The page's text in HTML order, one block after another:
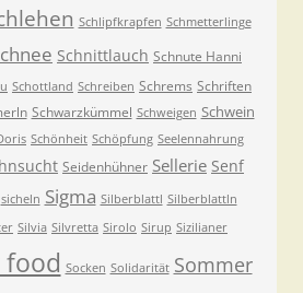
Schlipfkrapfen Schmetterlinge
Schnittlauch Schnute Hanni
Schottland Schreiben Schrems Schriften
Schwarzkümmel Schweigen Schwein
Schönheit Schöpfung Seelennahrung
Seidenhühner Sellerie Senf
sicheln Sigma Silberblattl Silberblattln
Silvia Silvretta Sirolo Sirup Sizilianer
food Socken Solidarität Sommer